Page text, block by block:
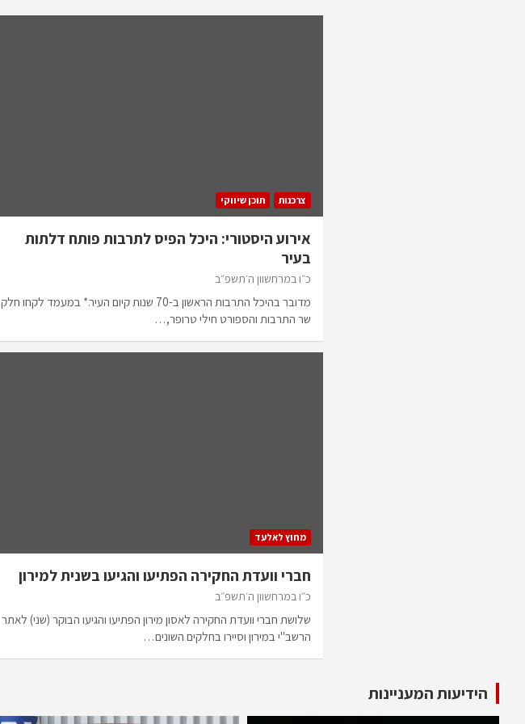
צרכנות תוכן שיווקי
אירוע היסטורי: היכל הפיס לתרבות פותח דלתות
בעיר
כ״ו במרחשוון ה׳תשפ״ב
מדובר בהיכל התרבות הראשון ב-70 שנות קיום העיר.* במעמד לקחו חלק
שר התרבות והספורט חילי טרופר,…
מחוץ לאלעד
חברי וועדת החקירה הפתיעו והגיעו בשנית למירון
כ״ו במרחשוון ה׳תשפ״ב
שלושת חברי וועדת החקירה לאסון מירון הפתיעו והגיעו הבוקר (שני) לאתר
הרשב"י במירון וסיירו בחלקים השונים…
הידיעות המעניינות